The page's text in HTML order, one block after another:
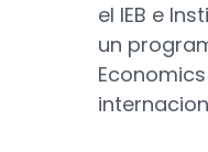
el IEB e
un